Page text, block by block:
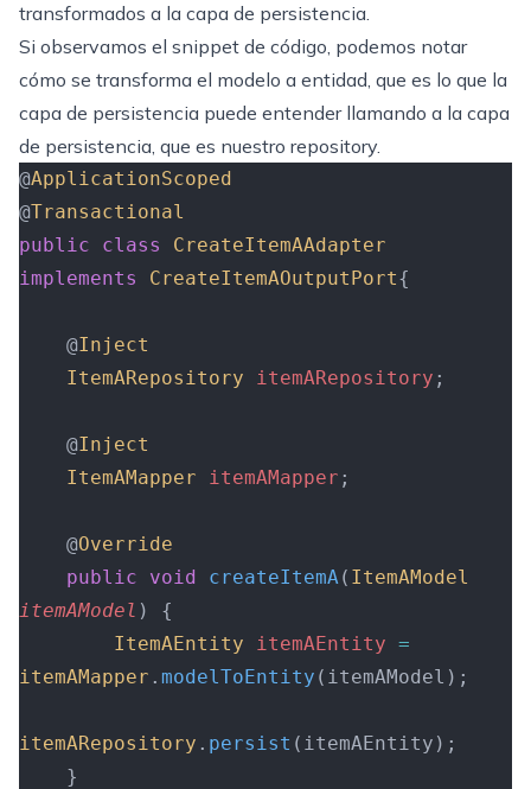
transformados a la capa de persistencia.
Si observamos el snippet de código, podemos notar
cómo se transforma el modelo a entidad, que es lo que la
capa de persistencia puede entender llamando a la capa
de persistencia, que es nuestro repository.
@ApplicationScoped
@Transactional
public class
CreateItemAAdapter
implements
CreateItemAOutputPort{
    @
Inject
    ItemARepository
itemARepository ;
    @
Inject
    ItemAMapper
itemAMapper ;
    @
Override
    public
void createItemA( ItemAModel
itemAModel )
{
        ItemAEntity
itemAEntity =
itemAMapper . modelToEntity (itemAModel);
itemARepository . persist (itemAEntity);
    }